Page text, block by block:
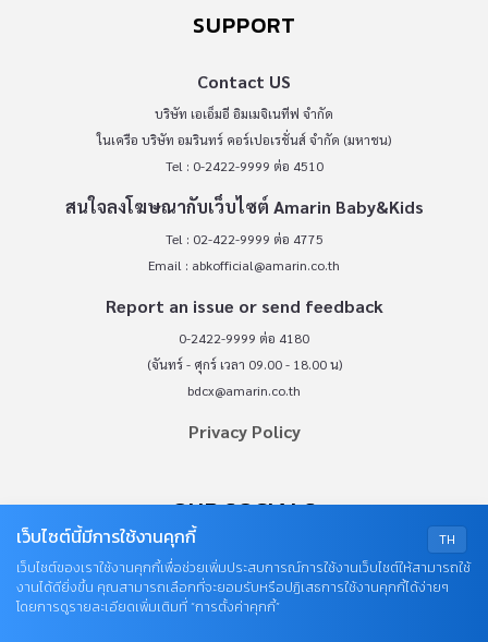
SUPPORT
Contact US
บริษัท เอเอ็มอี อิมเมจิเนทีฟ จำกัด
ในเครือ บริษัท อมรินทร์ คอร์เปอเรชั่นส์ จำกัด (มหาชน)
Tel : 0-2422-9999 ต่อ 4510
สนใจลงโฆษณากับเว็บไซต์ Amarin Baby&Kids
Tel : 02-422-9999 ต่อ 4775
Email : abkofficial@amarin.co.th
Report an issue or send feedback
0-2422-9999 ต่อ 4180
(จันทร์ - ศุกร์ เวลา 09.00 - 18.00 น)
bdcx@amarin.co.th
Privacy Policy
OUR SOCIALS
TH
เว็บไซต์นี้มีการใช้งานคุกกี้
เว็บไซต์ของเราใช้งานคุกกี้เพื่อช่วยเพิ่มประสบการณ์การใช้งานเว็บไซต์ให้สามารถใช้
งานได้ดียิ่งขึ้น คุณสามารถเลือกที่จะยอมรับหรือปฏิเสธการใช้งานคุกกี้ได้ง่ายๆ
โดยการดูรายละเอียดเพิ่มเติมที่ “การตั้งค่าคุกกี้”